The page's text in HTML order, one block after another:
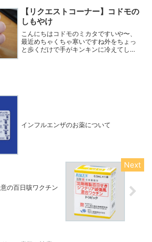
思います。今日はその続編、「検査」に
ついてお伝えしたいと思い...
【リクエストコーナー】コドモの
しもやけ
こんにちはコドモのミカタですいや〜、
最近めちゃくちゃ寒いですね外をちょっ
と歩くだけで手がキンキンに冷えてしま
インフルエンザのお薬について
の百日咳ワクチン